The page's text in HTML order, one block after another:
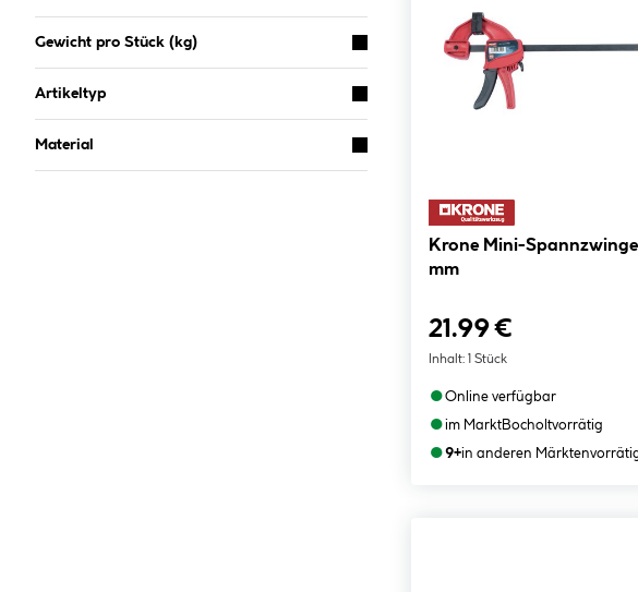
Gewicht pro Stück (kg)
Artikeltyp
Material
Krone Mini-Spannzwinge 300
mm
21.99 €
Inhalt: 1 Stück
●Online verfügbar
●im MarktBocholtvorrätig
●9+in anderen Märkten